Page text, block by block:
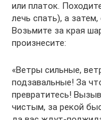
или платок.
лечь спать), а
Возьмите за края
произнесите:
«Ветры сильные,
подзавальные! За
превратитесь!
чистым, за рекой